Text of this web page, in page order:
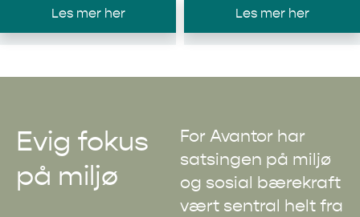
Les mer her Les mer her
Evig fokus
på miljø
For Avantor har
satsingen på miljø
og sosial bærekraft
vært sentral helt fra